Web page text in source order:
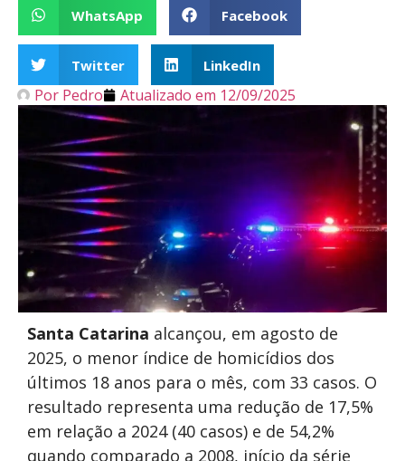
WhatsApp Facebook
Twitter LinkedIn
Por Pedro Atualizado em 12/09/2025
Santa Catarina alcançou, em agosto de
2025, o menor índice de homicídios dos
últimos 18 anos para o mês, com 33 casos. O
resultado representa uma redução de 17,5%
em relação a 2024 (40 casos) e de 54,2%
quando comparado a 2008, início da série